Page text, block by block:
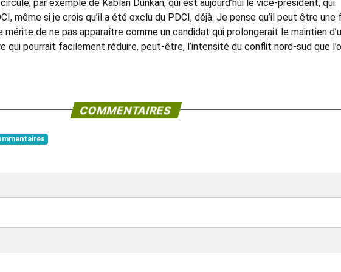
circule, par exemple de Kablan Dunkan, qui est aujourd’hui le vice-président, qui
même si je crois qu’il a été exclu du PDCI, déjà. Je pense qu’il peut être une
mérite de ne pas apparaître comme un candidat qui prolongerait le maintien
qui pourrait facilement réduire, peut-être, l’intensité du conflit nord-sud que
COMMENTAIRES